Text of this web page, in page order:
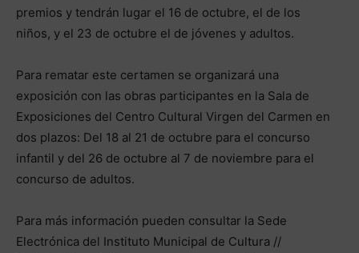
premios y tendrán lugar el 16 de octubre, el de los
niños, y el 23 de octubre el de jóvenes y adultos.
Para rematar este certamen se organizará una
exposición con las obras participantes en la Sala de
Exposiciones del Centro Cultural Virgen del Carmen en
dos plazos: Del 18 al 21 de octubre para el concurso
infantil y del 26 de octubre al 7 de noviembre para el
concurso de adultos.
Para más información pueden consultar la Sede
Electrónica del Instituto Municipal de Cultura //